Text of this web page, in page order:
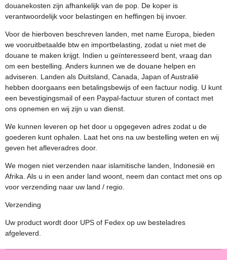
douanekosten zijn afhankelijk van de pop. De koper is
verantwoordelijk voor belastingen en heffingen bij invoer.
Voor de hierboven beschreven landen, met name Europa, bieden
we vooruitbetaalde btw en importbelasting, zodat u niet met de
douane te maken krijgt. Indien u geïnteresseerd bent, vraag dan
om een ​​bestelling. Anders kunnen we de douane helpen en
adviseren. Landen als Duitsland, Canada, Japan of Australië
hebben doorgaans een betalingsbewijs of een factuur nodig. U kunt
een bevestigingsmail of een Paypal-factuur sturen of contact met
ons opnemen en wij zijn u van dienst.
We kunnen leveren op het door u opgegeven adres zodat u de
goederen kunt ophalen. Laat het ons na uw bestelling weten en wij
geven het afleveradres door.
We mogen niet verzenden naar islamitische landen, Indonesië en
Afrika. Als u in een ander land woont, neem dan contact met ons op
voor verzending naar uw land / regio.
Verzending
Uw product wordt door UPS of Fedex op uw besteladres
afgeleverd.